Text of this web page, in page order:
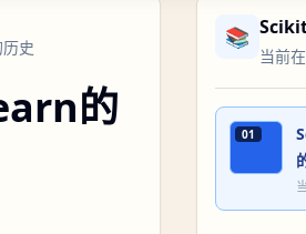
史
的
📚
当前
01